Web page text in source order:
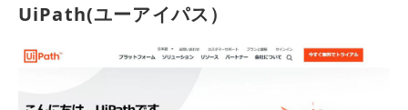
UiPath(ユーアイパス）